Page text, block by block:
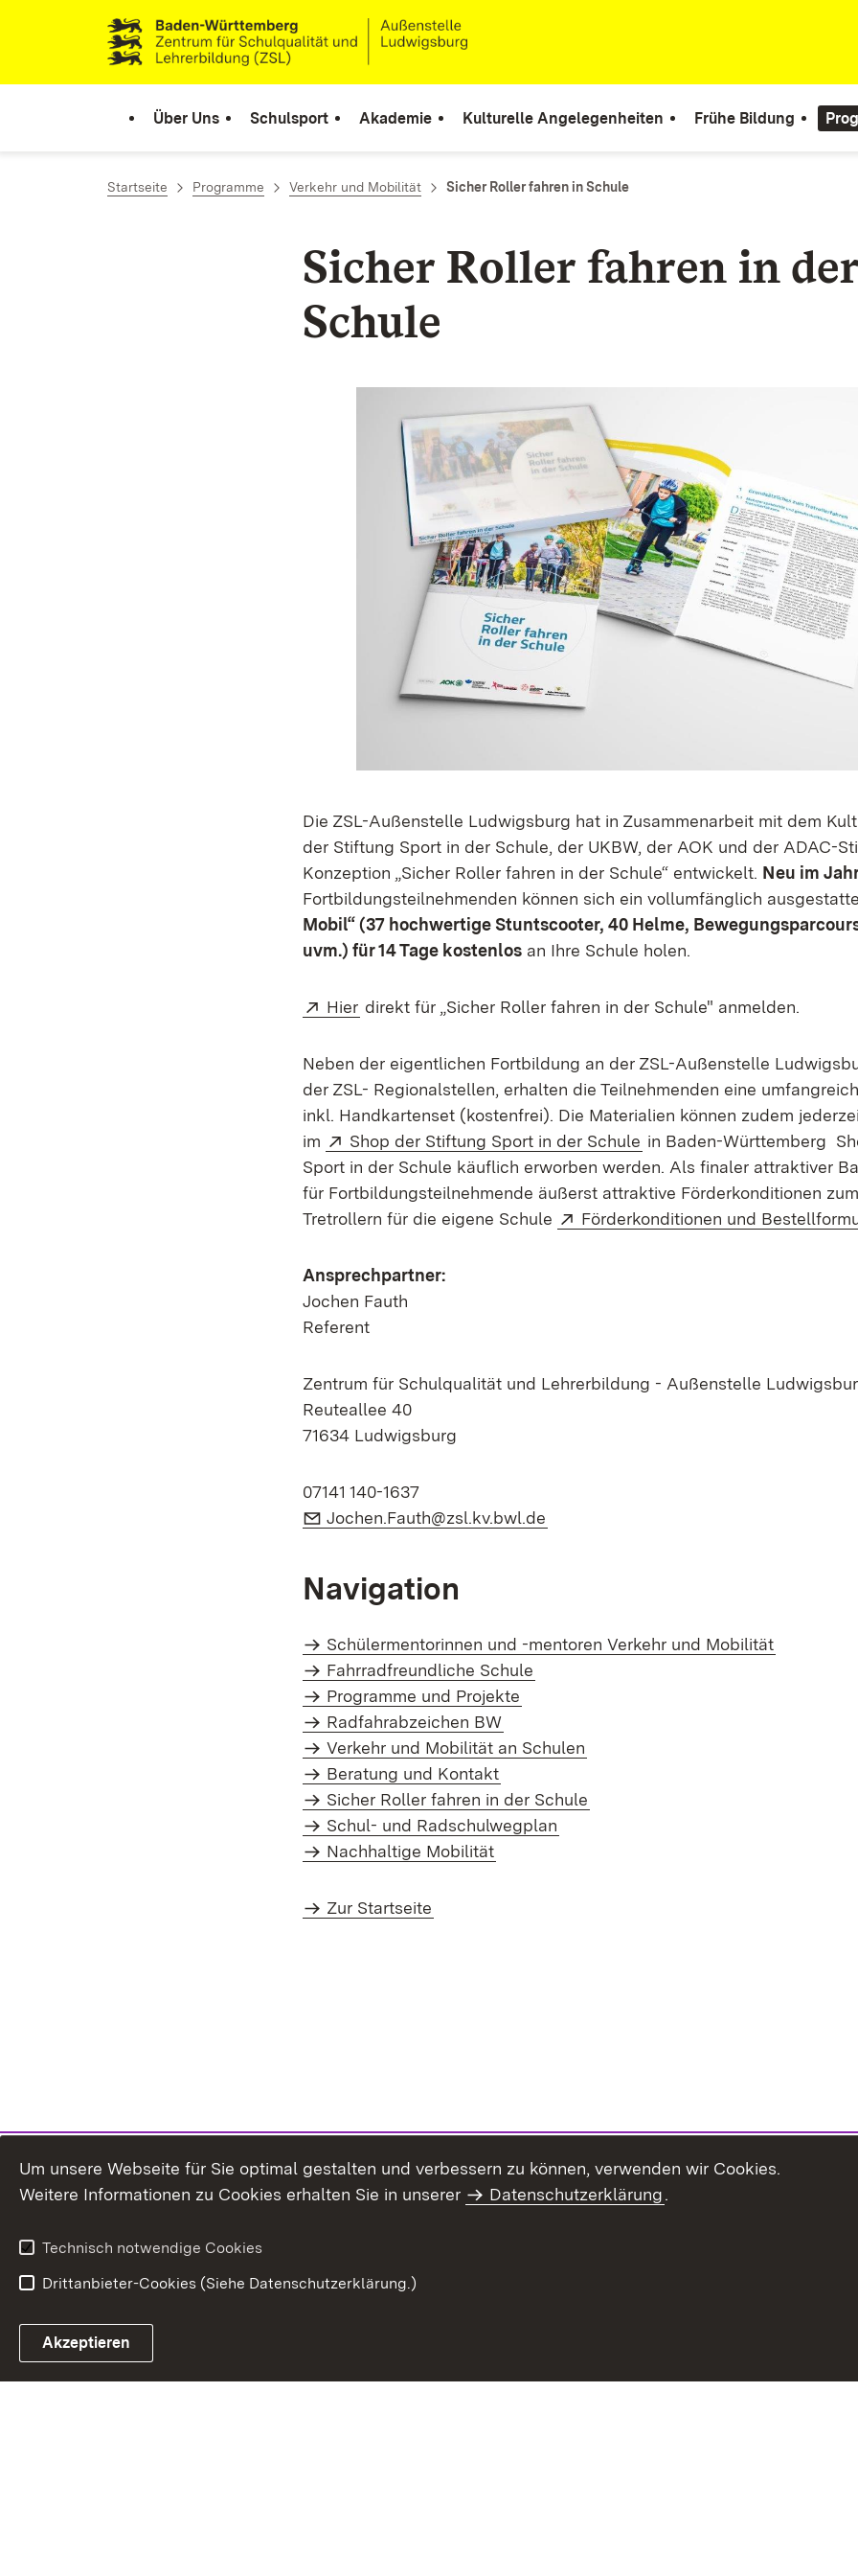
Zum Inhalt springen
Link zur Startseite
Über Uns Schulsport Akademie Kulturelle Angelegenheiten Frühe Bildung
Startseite Programme Verkehr und Mobilität Sicher Roller fahren in Schule
Sicher Roller fahren in der
Schule
Die ZSL-Außenstelle Ludwigsburg hat in Zusammenarbeit mit dem
der Stiftung Sport in der Schule, der UKBW, der AOK und der ADAC-
Konzeption „Sicher Roller fahren in der Schule“ entwickelt. Neu im
Fortbildungsteilnehmenden können sich ein vollumfänglich
Mobil“ (37 hochwertige Stuntscooter, 40 Helme,
uvm.) für 14 Tage kostenlos an Ihre Schule holen.
Extern:
Hier (Öffnet in neuem Fenster)
direkt für „Sicher Roller fahren in der Schule" anmelden.
Neben der eigentlichen Fortbildung an der ZSL-Außenstelle
der ZSL- Regionalstellen, erhalten die Teilnehmenden eine
inkl. Handkartenset (kostenfrei). Die Materialien können zudem
im
Extern:
Shop der Stiftung Sport in der Schule (Öffnet in neuem Fenster)
in Baden-Württemberg
Sport in der Schule käuflich erworben werden. Als finaler attraktiver
für Fortbildungsteilnehmende äußerst attraktive Förderkonditionen
Tretrollern für die eigene Schule
Extern:
Förderkonditionen und
Ansprechpartner:
Jochen Fauth
Referent
Zentrum für Schulqualität und Lehrerbildung - Außenstelle
Reuteallee 40
71634 Ludwigsburg
07141 140-1637
E-Mail:
Jochen.Fauth@zsl.kv.bwl.de
Navigation
Schülermentorinnen und -mentoren Verkehr und Mobilität
Fahrradfreundliche Schule
Programme und Projekte
Radfahrabzeichen BW
Verkehr und Mobilität an Schulen
Beratung und Kontakt
Sicher Roller fahren in der Schule
Schul- und Radschulwegplan
Nachhaltige Mobilität
Zur Startseite
Um unsere Webseite für Sie optimal gestalten und verbessern zu können, verwenden wir Cookies.
Weitere Informationen zu Cookies erhalten Sie in unserer
Datenschutzerklärung.
Technisch notwendige Cookies
Drittanbieter-Cookies (Siehe Datenschutzerklärung.)
Akzeptieren